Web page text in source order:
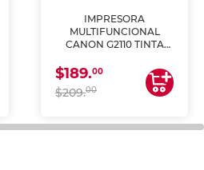
IMPRESORA
MULTIFUNCIONAL
CANON G2110 TINTA
$189.00
$209.00